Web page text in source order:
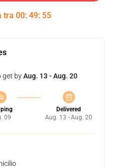
tra 00: 49: 54
get byAug. 13 - Aug. 20
09
Delivered
Aug. 13 - Aug. 20